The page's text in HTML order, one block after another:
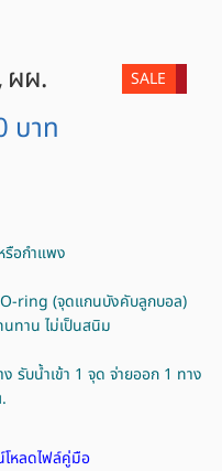
ผผ.
บาท
SALE
รือกำแพง
ring (จุดแกนบังคับลูกบอล)
ทาน ไม่เป็นสนิม
รับน้ำเข้า 1 จุด จ่ายออก 1 ทาง
หลดไฟล์คู่มือ